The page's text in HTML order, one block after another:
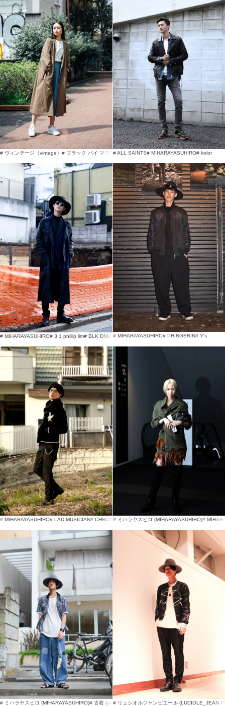
# ヴィンテージ（vintage） # ブラック バイ マウジー（BLACK BY MOUSSY）# ミハラヤスヒロ（
# ALL SAINTS# MIHARAYASUHIRO# kolor
# MIHARAYASUHIRO# 3.1 phillip lim# BLK DNM # MIHARAYASUHIRO# PHINGERIN# Y's
# MIHARAYASUHIRO# LAD MUSICIAN# CHROME HEARTS
# ミハラヤスヒロ (MIHARAYASUHIRO)#
# ミハラヤスヒロ (MIHARAYASUHIRO)# 古着 (used)# 無印良品
# リュシオルジャンピエール (LUCIOLE_JEAN